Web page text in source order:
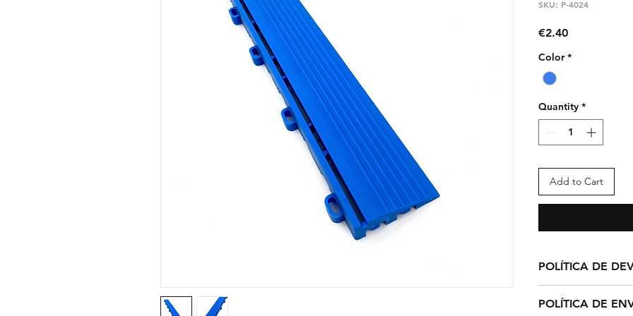
SKU: P-4024
€2.40Price
Color *
Quantity *
Add to Cart
POLÍTICA DE
su pedido es de
POLÍTICA DE